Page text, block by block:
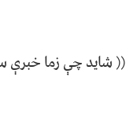
(( شاید چې زما خبرې